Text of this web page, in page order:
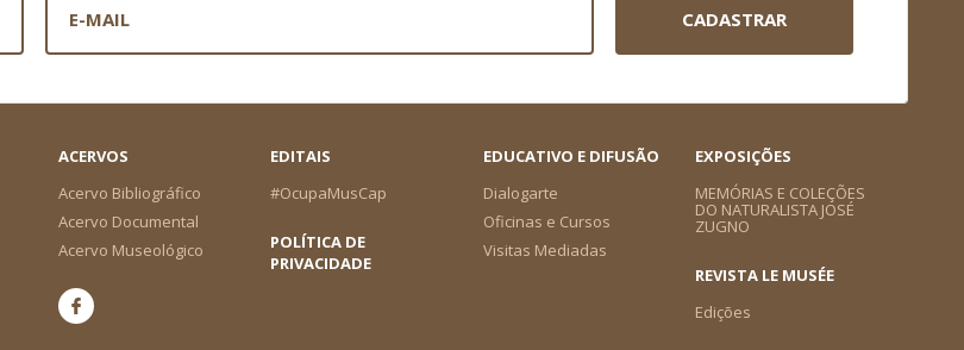
CADASTRAR
ACERVOS
Acervo Bibliográfico
Acervo Documental
Acervo Museológico
EDITAIS
#OcupaMusCap
EDUCATIVO E DIFUSÃO
Dialogarte
Oficinas e Cursos
Visitas Mediadas
EXPOSIÇÕES
MEMÓRIAS E COLEÇÕES
DO NATURALISTA JOSÉ
ZUGNO
POLÍTICA DE
PRIVACIDADE
REVISTA LE MUSÉE
Edições